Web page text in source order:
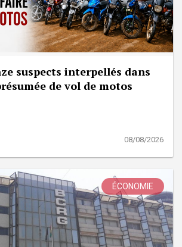
suspects interpellés dans
de vol de motos
08/08/2026
ÉCONOMIE